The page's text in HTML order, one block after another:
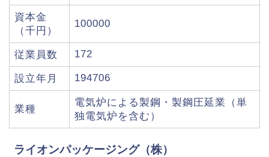
資本金
（千円）
100000
従業員数 172
設立年月 194706
業種
電気炉による製鋼・製鋼圧延業（単
独電気炉を含む）
ライオンパッケージング（株）